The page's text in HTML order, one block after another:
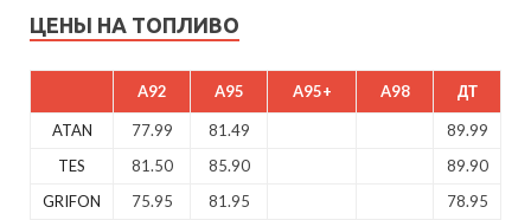
ЦЕНЫ НА ТОПЛИВО
A92 A95 A95+ A98 ДТ
ATAN 77.99 81.49
89.99
TES
81.50 85.90
89.90
GRIFON
75.95 81.95 78.95